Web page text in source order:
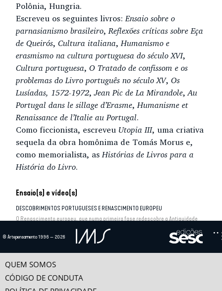
Ensaio(s) e vídeo(s)
DESCOBRIMENTOS PORTUGUESES E RENASCIMENTO EUROPEU
O Renascimento europeu, que numa primeira fase redescobre a Antiguidade
Polônia, Hungria.
Escreveu os seguintes livros: Ensaio sobre o
parnasianismo brasileiro, Reflexões críticas sobre Eça
de Queirós, Cultura italiana, Humanismo e
erasmismo na cultura portuguesa do século XVI,
Cultura portuguesa, O Tratado de confissom e os
problemas do Livro português no século XV, Os
Lusíadas, 1572-1972,Jean Pic de La Mirandole, Au
Portugal dans le sillage d’Erasme, Humanisme et
Renaissance de l’Italie au Portugal.
Como ficcionista, escreveu Utopia III, uma criativa
sequela da obra homônima de Tomás Morus e,
como memorialista, as Histórias de Livros para a
História do Livro.
© Artepensamento 1996 — 2026
QUEM SOMOS
CÓDIGO DE CONDUTA